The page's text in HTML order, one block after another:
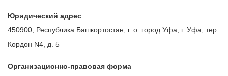
Юридический адрес
450900, Республика Башкортостан, г. о. город Уфа, г. Уфа, тер.
Кордон N4, д. 5
Организационно-правовая форма